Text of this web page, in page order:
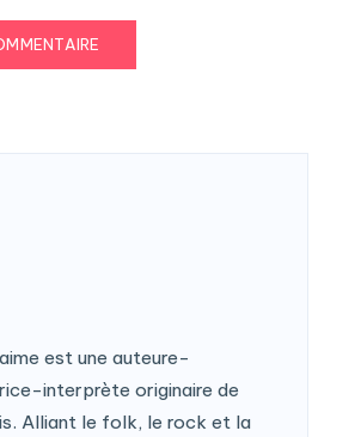
est une auteure-
interprète originaire de
Alliant le folk, le rock et la